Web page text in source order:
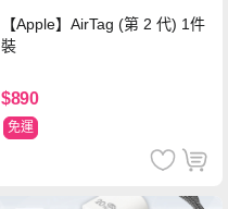
【Apple】AirTag (第 2 代) 1件
裝
$890
免運